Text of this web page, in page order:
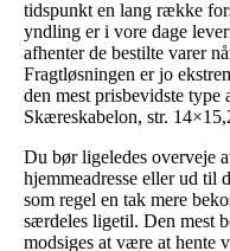
tidspunkt en lang række
yndling er i vore dage
afhenter de bestilte varer
Fragtløsningen er jo
den mest prisbevidste
Skæreskabelon, str.
Du bør ligeledes overveje
hjemmeadresse eller ud til
som regel en tak mere
særdeles ligetil. Den mest
modsiges at være at hente